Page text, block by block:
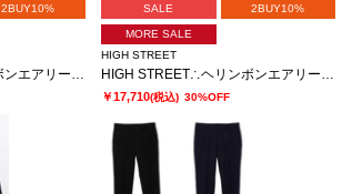
2BUY10%
HIGH STREET∴ヘリンボンエアリーサッカーJK
SALE 2BUY10%
MORE SALE
HIGH STREET
HIGH STREET∴ヘリンボンエアリーサッカーイージーPT
￥17,710(税込) 30%OFF